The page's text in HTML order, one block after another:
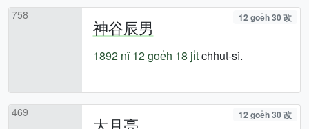
758
神谷辰男 12 goe̍h 30 改
1892 nî 12 goe̍h 18 ji̍tchhut-sì.
469
大月亮 12 goe̍h 30 改